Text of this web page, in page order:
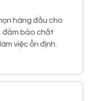
hàng đầu cho
đảm bảo chất
việc ổn định.